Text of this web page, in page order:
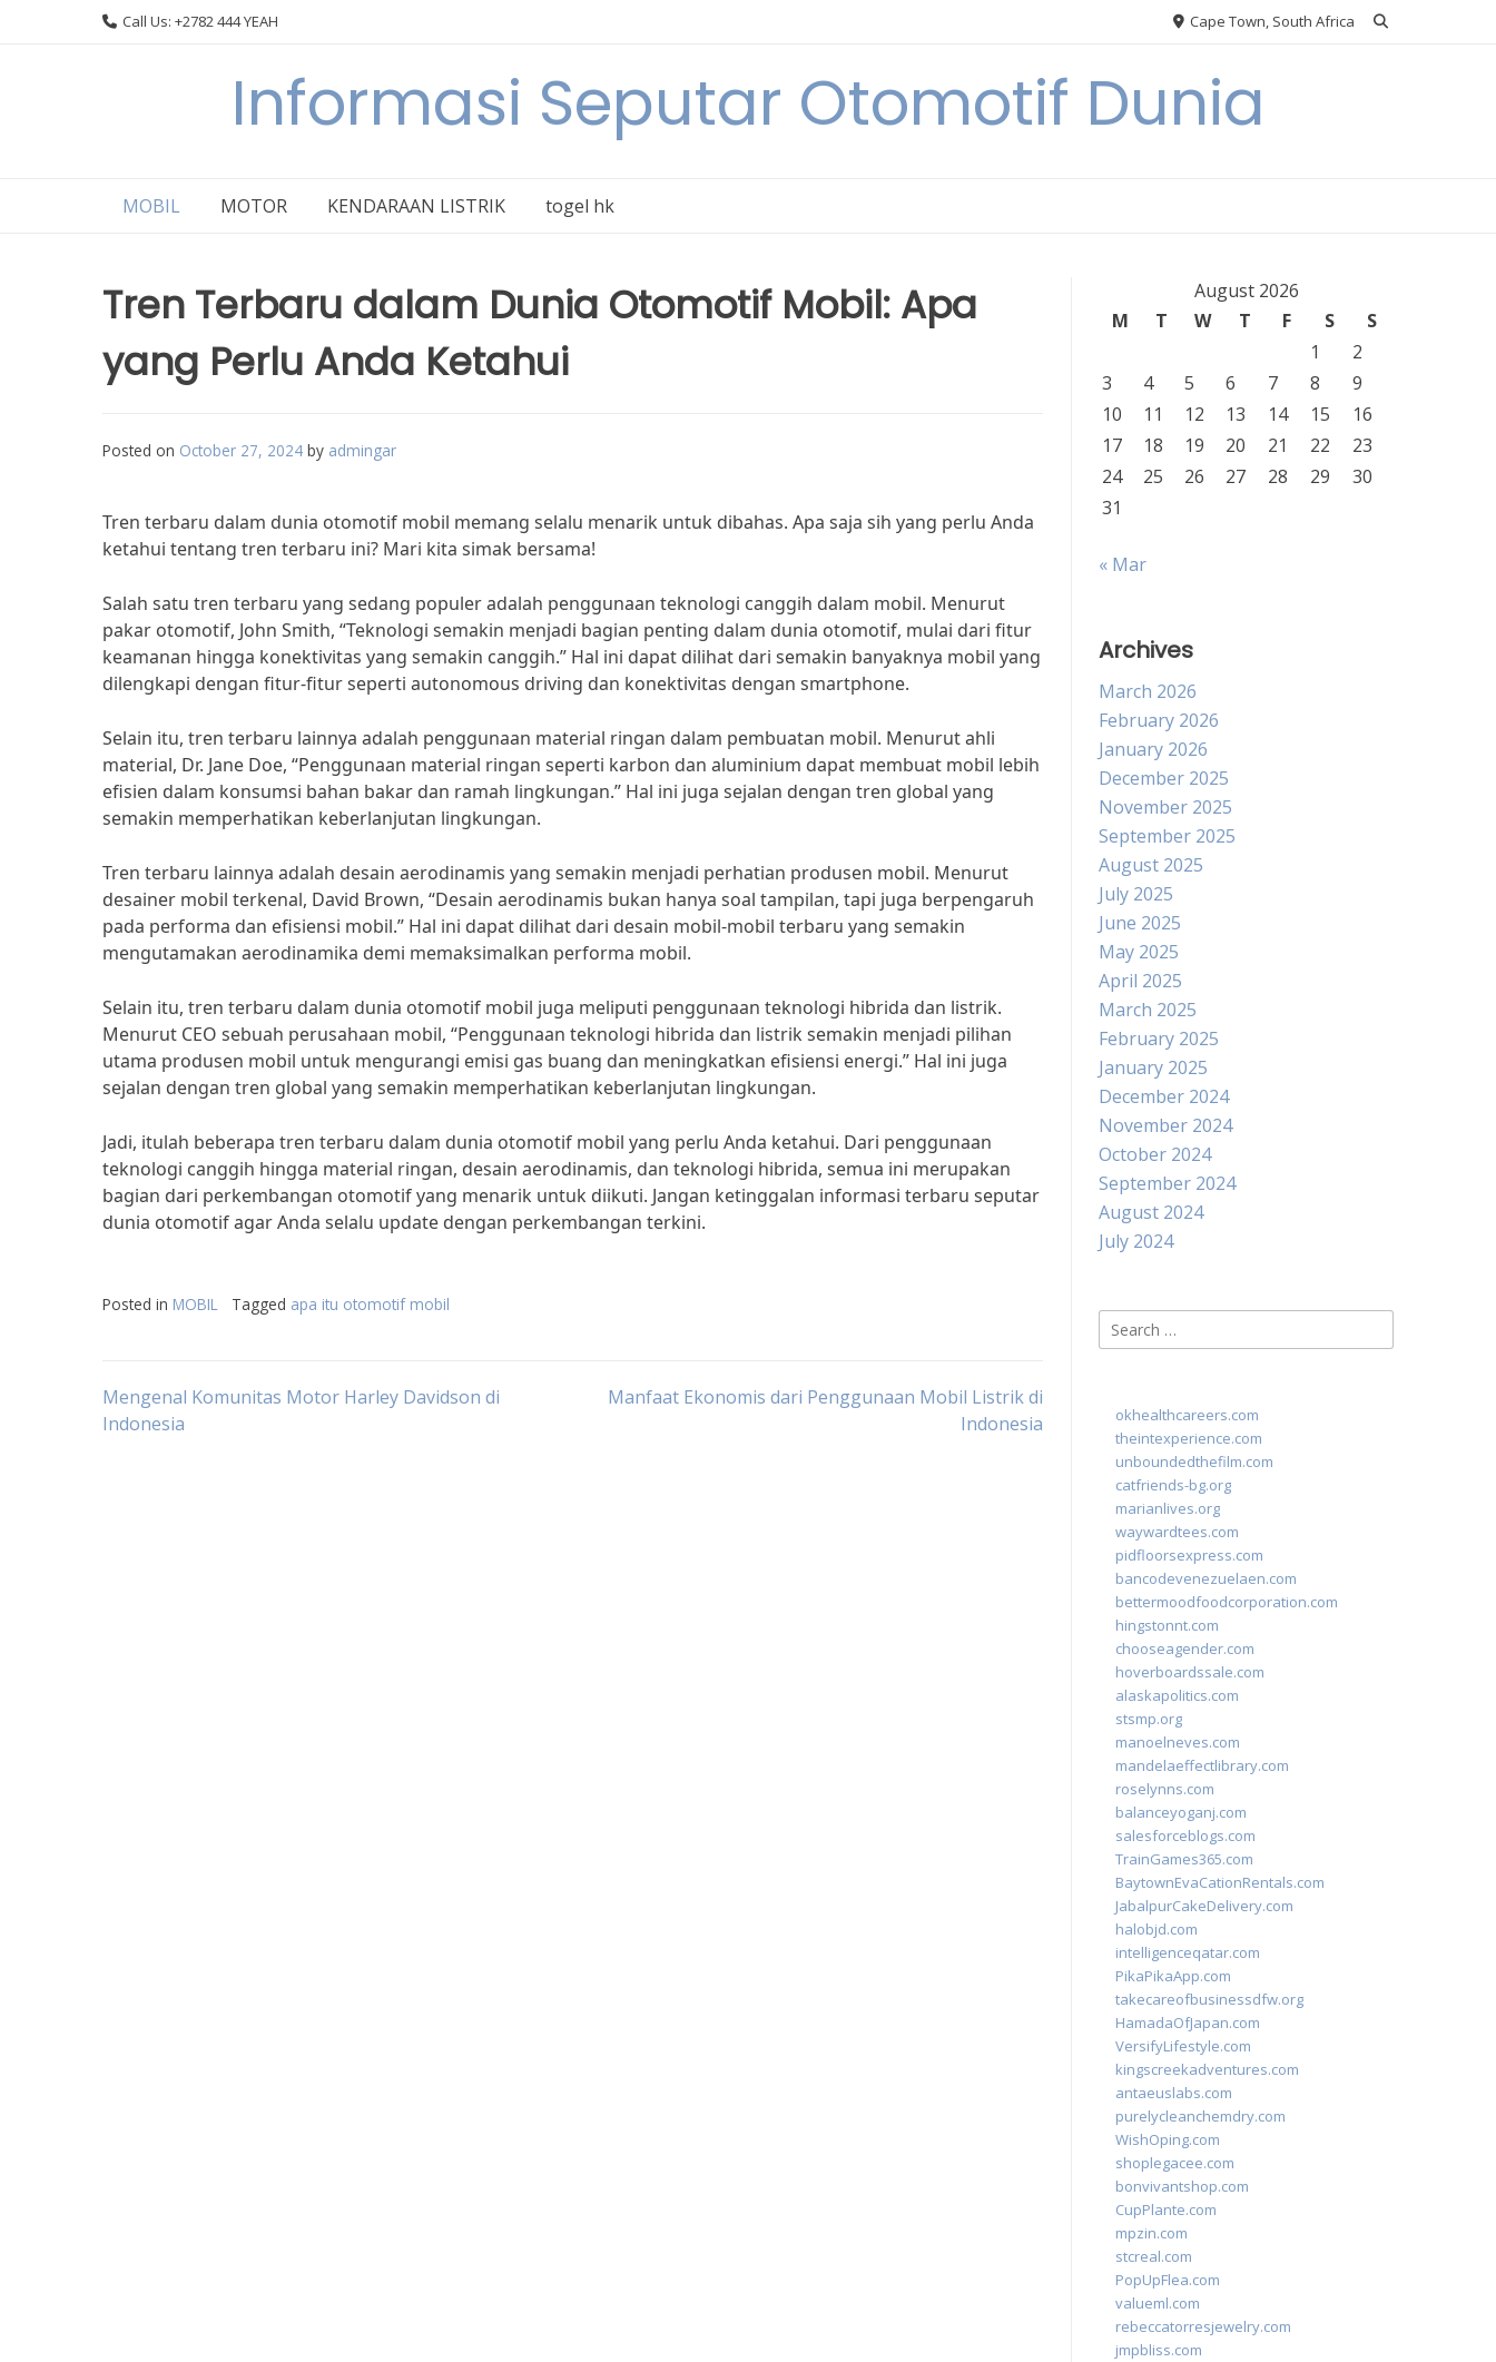
Call Us: +2782 444 YEAH Cape Town, South Africa
Informasi Seputar Otomotif Dunia
MOBIL MOTOR KENDARAAN LISTRIK togel hk
Tren Terbaru dalam Dunia Otomotif Mobil: Apa
yang Perlu Anda Ketahui
Posted on October 27, 2024 by admingar
Tren terbaru dalam dunia otomotif mobil memang selalu menarik untuk dibahas. Apa saja sih yang perlu Anda
ketahui tentang tren terbaru ini? Mari kita simak bersama!
Salah satu tren terbaru yang sedang populer adalah penggunaan teknologi canggih dalam mobil. Menurut
pakar otomotif, John Smith, “Teknologi semakin menjadi bagian penting dalam dunia otomotif, mulai dari fitur
keamanan hingga konektivitas yang semakin canggih.” Hal ini dapat dilihat dari semakin banyaknya mobil yang
dilengkapi dengan fitur-fitur seperti autonomous driving dan konektivitas dengan smartphone.
Selain itu, tren terbaru lainnya adalah penggunaan material ringan dalam pembuatan mobil. Menurut ahli
material, Dr. Jane Doe, “Penggunaan material ringan seperti karbon dan aluminium dapat membuat mobil lebih
efisien dalam konsumsi bahan bakar dan ramah lingkungan.” Hal ini juga sejalan dengan tren global yang
semakin memperhatikan keberlanjutan lingkungan.
Tren terbaru lainnya adalah desain aerodinamis yang semakin menjadi perhatian produsen mobil. Menurut
desainer mobil terkenal, David Brown, “Desain aerodinamis bukan hanya soal tampilan, tapi juga berpengaruh
pada performa dan efisiensi mobil.” Hal ini dapat dilihat dari desain mobil-mobil terbaru yang semakin
mengutamakan aerodinamika demi memaksimalkan performa mobil.
Selain itu, tren terbaru dalam dunia otomotif mobil juga meliputi penggunaan teknologi hibrida dan listrik.
Menurut CEO sebuah perusahaan mobil, “Penggunaan teknologi hibrida dan listrik semakin menjadi pilihan
utama produsen mobil untuk mengurangi emisi gas buang dan meningkatkan efisiensi energi.” Hal ini juga
sejalan dengan tren global yang semakin memperhatikan keberlanjutan lingkungan.
Jadi, itulah beberapa tren terbaru dalam dunia otomotif mobil yang perlu Anda ketahui. Dari penggunaan
teknologi canggih hingga material ringan, desain aerodinamis, dan teknologi hibrida, semua ini merupakan
bagian dari perkembangan otomotif yang menarik untuk diikuti. Jangan ketinggalan informasi terbaru seputar
dunia otomotif agar Anda selalu update dengan perkembangan terkini.
Posted in MOBIL Tagged apa itu otomotif mobil
Post
Mengenal Komunitas Motor Harley Davidson di
Indonesia
Manfaat Ekonomis dari Penggunaan Mobil Listrik di
Indonesia
August 2026
M
T W T F S
S
1
2
3
4 5 6 7 8
9
10
11 12 13 14 15
16
17
18 19 20 21 22
23
24
25 26 27 28 29
30
31
« Mar
Archives
March 2026
February 2026
January 2026
December 2025
November 2025
September 2025
August 2025
July 2025
June 2025
May 2025
April 2025
March 2025
February 2025
January 2025
December 2024
November 2024
October 2024
September 2024
August 2024
July 2024
Search
for:
okhealthcareers.com
theintexperience.com
unboundedthefilm.com
catfriends-bg.org
marianlives.org
waywardtees.com
pidfloorsexpress.com
bancodevenezuelaen.com
bettermoodfoodcorporation.com
hingstonnt.com
chooseagender.com
hoverboardssale.com
alaskapolitics.com
stsmp.org
manoelneves.com
mandelaeffectlibrary.com
roselynns.com
balanceyoganj.com
salesforceblogs.com
TrainGames365.com
BaytownEvaCationRentals.com
JabalpurCakeDelivery.com
halobjd.com
intelligenceqatar.com
PikaPikaApp.com
takecareofbusinessdfw.org
HamadaOfJapan.com
VersifyLifestyle.com
kingscreekadventures.com
antaeuslabs.com
purelycleanchemdry.com
WishOping.com
shoplegacee.com
bonvivantshop.com
CupPlante.com
mpzin.com
stcreal.com
PopUpFlea.com
valueml.com
rebeccatorresjewelry.com
jmpbliss.com